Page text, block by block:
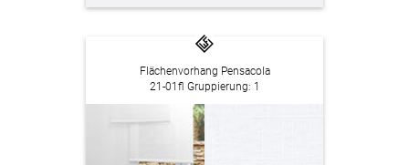
Flächenvorhang Pensacola
21-01fl Gruppierung: 1